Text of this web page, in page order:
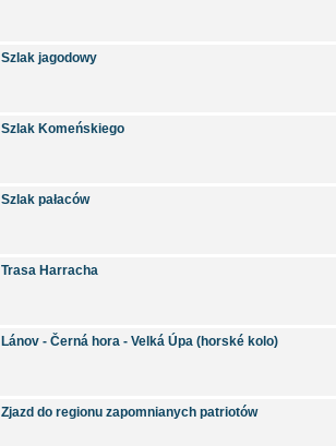
Szlak jagodowy
Szlak Komeńskiego
Szlak pałaców
Trasa Harracha
Lánov - Černá hora - Velká Úpa (horské kolo)
Zjazd do regionu zapomnianych patriotów